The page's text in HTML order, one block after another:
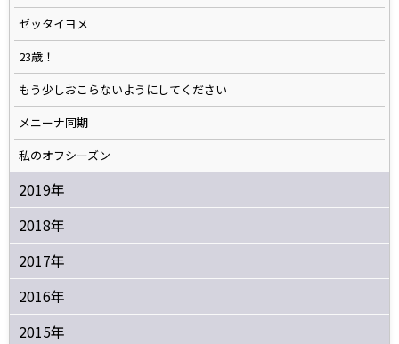
ゼッタイヨメ
23歳！
もう少しおこらないようにしてください
メニーナ同期
私のオフシーズン
2019年
2018年
2017年
2016年
2015年